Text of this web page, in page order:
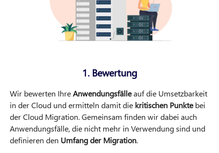
1. Bewertung
Wir bewerten IhreAnwendungsfälleauf die Umsetzbarkeit
in der Cloud und ermitteln damit die kritischen Punktebei
der Cloud Migration. Gemeinsam finden wir dabei auch
Anwendungsfälle, die nicht mehr in Verwendung sind und
definieren den Umfang der Migration.